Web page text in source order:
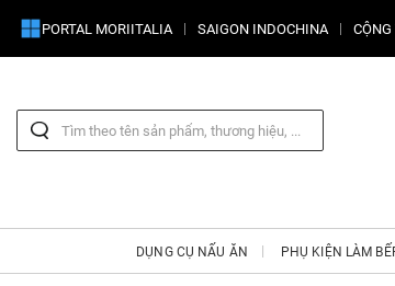
PORTAL MORIITALIA SAIGON INDOCHINA CỘNG
DỤNG CỤ NẤU ĂN PHỤ KIỆN LÀM